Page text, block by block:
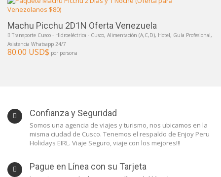
Machu Picchu 2D1N Oferta Venezuela
Transporte Cusco - Hidroeléctrica - Cusco, Alimentación (A,C,D), Hotel, Guía Profesional,
Asistencia Whatsapp 24/7
80.00 USD$ por persona
Confianza y Seguridad
Somos una agencia de viajes y turismo, nos ubicamos en la
misma ciudad de Cusco. Tenemos el respaldo de Enjoy Peru
Holidays EIRL. Viaje Seguro, viaje con los mejores!!!
Pague en Línea con su Tarjeta